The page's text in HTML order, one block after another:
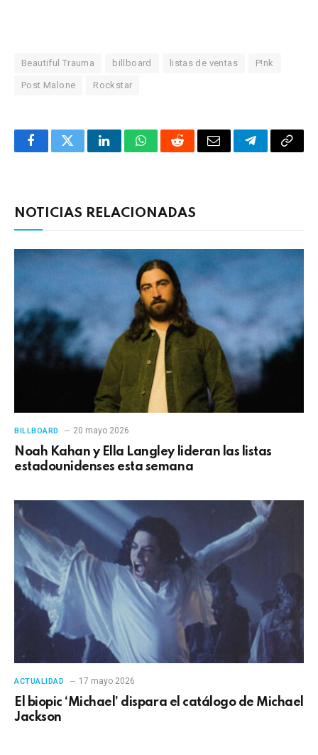
Beautiful Trauma billboard listas de ventas P!nk
Post Malone Rockstar
FacebookTwitterLinkedInWhatsAppRedditCorreoTelegrama
NOTICIAS RELACIONADAS
BILLBOARD 20 mayo 2026
Noah Kahan y Ella Langley lideran las listas
estadounidenses esta semana
ACTUALIDAD 17 mayo 2026
El biopic ‘Michael’ dispara el catálogo de Michael
Jackson